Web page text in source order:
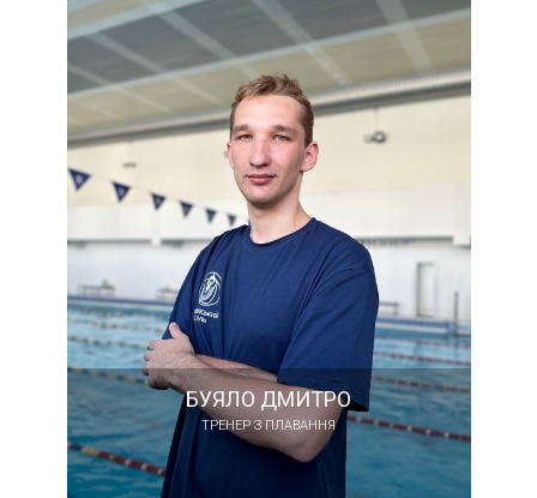
БУЯЛО ДМИТРО
ТРЕНЕР З ПЛАВАННЯ